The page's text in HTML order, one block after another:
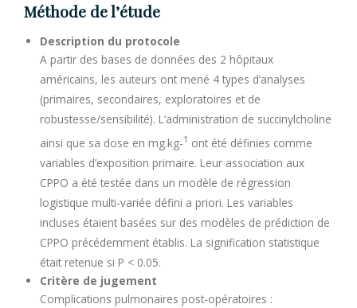
Méthode de l’étude
Description du protocole
A partir des bases de données des 2 hôpitaux
américains, les auteurs ont mené 4 types d’analyses
(primaires, secondaires, exploratoires et de
robustesse/sensibilité). L’administration de succinylcholine
ainsi que sa dose en mg.kg-1 ont été définies comme
variables d’exposition primaire. Leur association aux
CPPO a été testée dans un modèle de régression
logistique multi-variée défini a priori. Les variables
incluses étaient basées sur des modèles de prédiction de
CPPO précédemment établis. La signification statistique
était retenue si P < 0.05.
Critère de jugement
Complications pulmonaires post-opératoires :